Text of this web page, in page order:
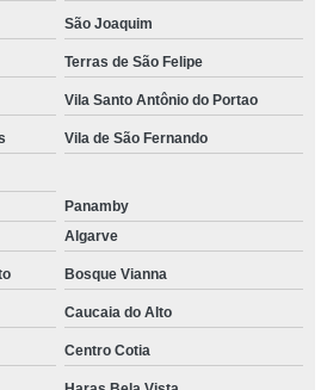
Residencial Onze
caucaia
corporativos Jardim Santa Angela
Dois
Paulista
Chacara Moinho Velho
Caiapia
São Joaquim
Terras de São Felipe
Vila Santo Antônio do Portao
Vila de São Fernando
Panamby
Algarve
Bosque Vianna
Caucaia do Alto
Centro Cotia